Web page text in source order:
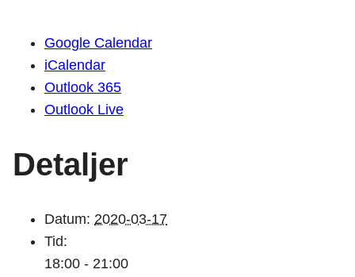
Google Calendar
iCalendar
Outlook 365
Outlook Live
Detaljer
Datum: 2020-03-17
Tid:
18:00 - 21:00